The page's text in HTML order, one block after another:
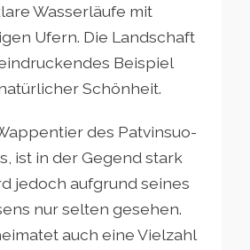
Wasserläufe mit
Ufern. Die Landschaft
Beispiel
Schönheit.
des Patvinsuo-
ist in der Gegend stark
jedoch aufgrund seines
nur selten gesehen.
auch eine Vielzahl